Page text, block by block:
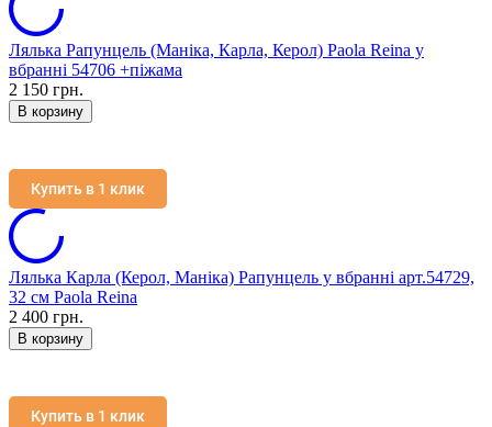
Лялька Рапунцель (Маніка, Карла, Керол) Paola Reina у
вбранні 54706 +піжама
2 150 грн.
В корзину
Купить в 1 клик
Лялька Карла (Керол, Маніка) Рапунцель у вбранні арт.54729,
32 см Paola Reina
2 400 грн.
В корзину
Купить в 1 клик